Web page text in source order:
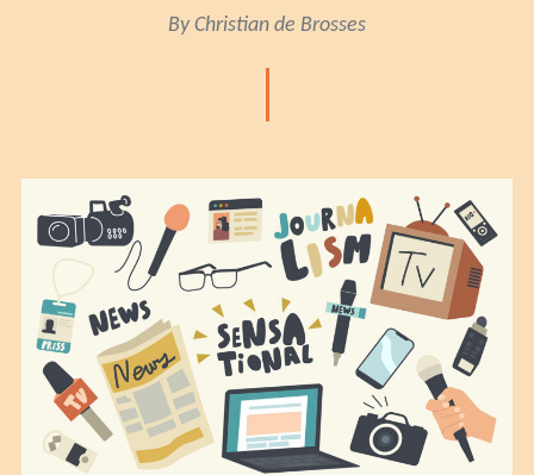
ByChristian de Brosses